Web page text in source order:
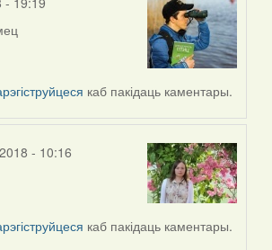
каб пакідаць каментары.
- 10:16
каб пакідаць каментары.